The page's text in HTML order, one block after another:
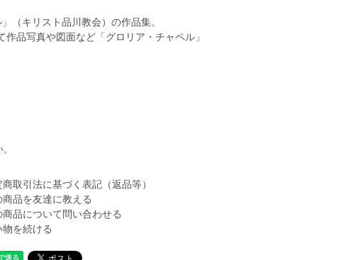
（キリスト品川教会）の作品集。
品写真や図面など「グロリア・チャペル」
商取引法に基づく表記（返品等）
商品を友達に教える
商品について問い合わせる
物を続ける